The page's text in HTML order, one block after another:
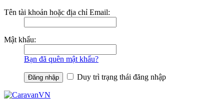
Tên tài khoản hoặc địa chỉ Email:
Mật khẩu:
Bạn đã quên mật khẩu?
Duy trì trạng thái đăng nhập